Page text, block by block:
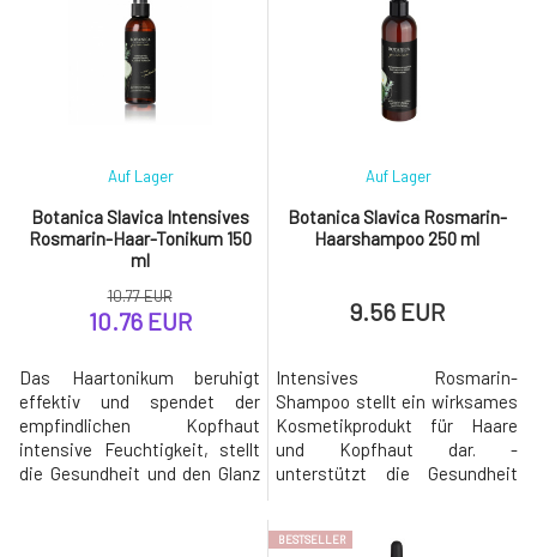
zum Strahlen. Korrigiert
Hautunreinheiten,
einschließlich empfindlicher
und reaktiver Haut.
Tiefenpeeling ohne
betroffen ist - geschädigtem
und unausgeglichenem Haar
mit schnell fettenden Wurzeln
und trockenen Längen -
ekzematischer Kopfhaut
Botanica Slavica Intensives
Rosmarin-Haar-Tonikum 150
ml
Auf Lager
10.77 EUR
10.76 EUR
Das Haartonikum beruhigt
effektiv und spendet der
empfindlichen Kopfhaut
intensive Feuchtigkeit, stellt
die Gesundheit und den Glanz
Botanica Slavica Rosmarin-
Haarshampoo 250 ml
Auf Lager
9.56 EUR
Intensives Rosmarin-
Shampoo stellt ein wirksames
Kosmetikprodukt für Haare
und Kopfhaut dar. -
unterstützt die Gesundheit
Hauterscheinungen - stärkt
BESTSELLER